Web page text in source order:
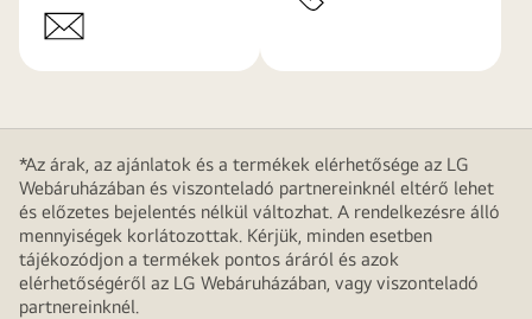
*Az árak, az ajánlatok és a termékek elérhetősége az LG
Webáruházában és viszonteladó partnereinknél eltérő lehet
és előzetes bejelentés nélkül változhat. A rendelkezésre álló
mennyiségek korlátozottak. Kérjük, minden esetben
tájékozódjon a termékek pontos áráról és azok
elérhetőségéről az LG Webáruházában, vagy viszonteladó
partnereinknél.